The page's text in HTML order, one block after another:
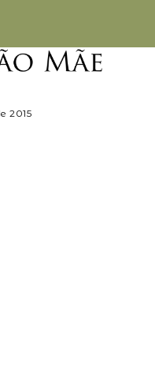
2015